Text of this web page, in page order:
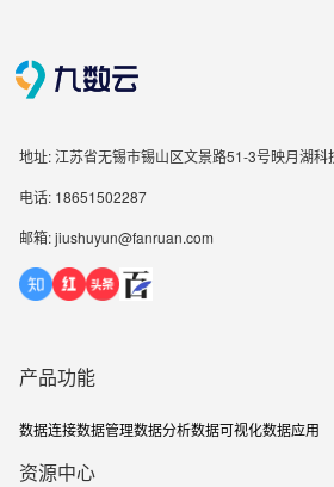
地址: 江苏省无锡市锡山区文景路51-3号映月湖
电话: 18651502287
邮箱: jiushuyun@fanruan.com
产品功能
数据连接数据管理数据分析数据可视化数据应用
资源中心